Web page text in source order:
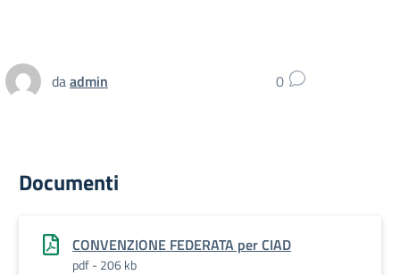
daadmin 0
Documenti
CONVENZIONE FEDERATA per CIAD
pdf - 206 kb